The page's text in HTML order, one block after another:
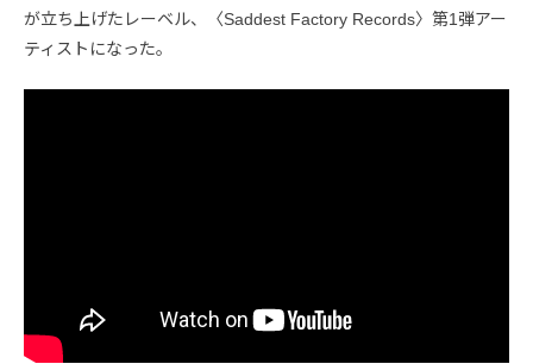
が立ち上げたレーベル、〈Saddest Factory Records〉第1弾アー
ティストになった。